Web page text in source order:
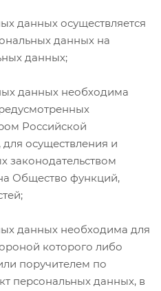
данных осуществляется
данных на
данных;
данных необходима
Российской
осуществления и
законодательством
Общество функций,
данных необходима для
которого либо
поручителем по
персональных данных, в